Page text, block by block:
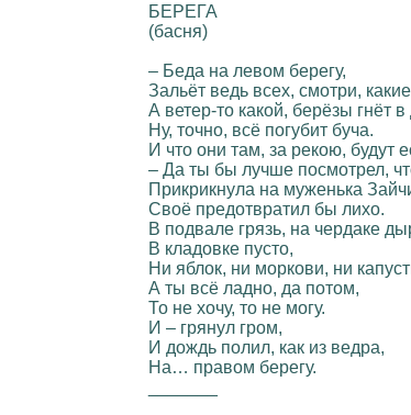
БЕРЕГА
(басня)
– Беда на левом берегу,
Зальёт ведь всех, смотри,
А ветер-то какой, берёзы гнёт в
Ну, точно, всё погубит буча.
И что они там, за рекою, будут
– Да ты бы лучше посмотрел,
Прикрикнула на муженька
Своё предотвратил бы лихо.
В подвале грязь, на чердаке
В кладовке пусто,
Ни яблок, ни моркови, ни
А ты всё ладно, да потом,
То не хочу, то не могу.
И – грянул гром,
И дождь полил, как из ведра,
На… правом берегу.